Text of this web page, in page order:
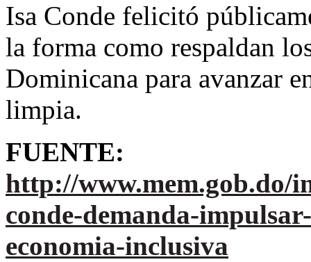
Isa Conde felicitó
la forma como respaldan
Dominicana para avanzar
limpia.
FUENTE:
http://www.mem.gob.do/
conde-demanda-
economia-inclusiva